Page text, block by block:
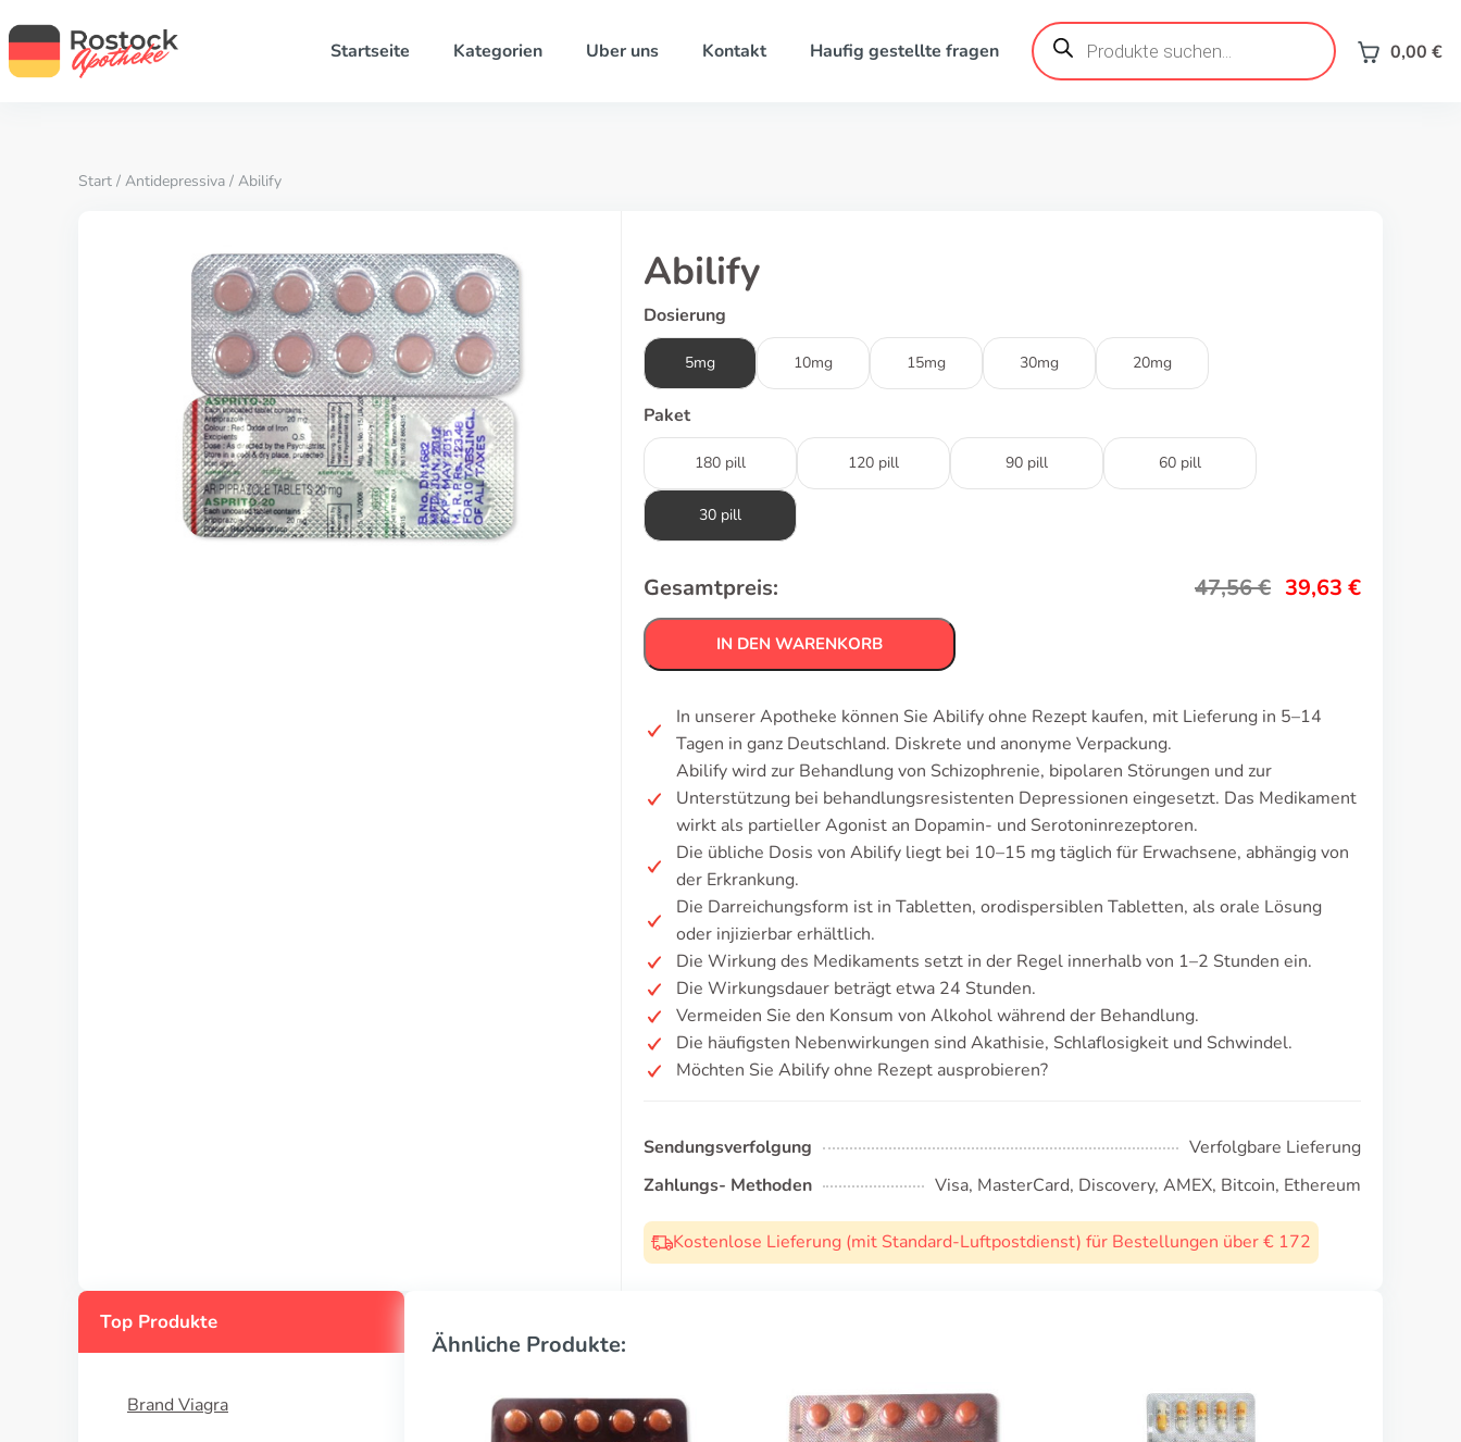
Startseite Kategorien Uber uns Kontakt Haufig gestellte fragen
Products
search 0,00 €
Start / Antidepressiva / Abilify
Abilify
Dosierung
5mg 10mg 15mg 30mg 20mg
Paket
180 pill 120 pill 90 pill 60 pill
30 pill
Gesamtpreis: 47,56€ 39,63 €
IN DEN WARENKORB
In unserer Apotheke können Sie Abilify ohne Rezept kaufen, mit Lieferung in 5–14
Tagen in ganz Deutschland. Diskrete und anonyme Verpackung.
Abilify wird zur Behandlung von Schizophrenie, bipolaren Störungen und zur
Unterstützung bei behandlungsresistenten Depressionen eingesetzt. Das Medikament
wirkt als partieller Agonist an Dopamin- und Serotoninrezeptoren.
Die übliche Dosis von Abilify liegt bei 10–15 mg täglich für Erwachsene, abhängig von
der Erkrankung.
Die Darreichungsform ist in Tabletten, orodispersiblen Tabletten, als orale Lösung
oder injizierbar erhältlich.
Die Wirkung des Medikaments setzt in der Regel innerhalb von 1–2 Stunden ein.
Die Wirkungsdauer beträgt etwa 24 Stunden.
Vermeiden Sie den Konsum von Alkohol während der Behandlung.
Die häufigsten Nebenwirkungen sind Akathisie, Schlaflosigkeit und Schwindel.
Möchten Sie Abilify ohne Rezept ausprobieren?
Sendungsverfolgung
Verfolgbare Lieferung
Zahlungs- Methoden
Visa, MasterCard, Discovery, AMEX, Bitcoin, Ethereum
Kostenlose Lieferung (mit Standard-Luftpostdienst) für Bestellungen über € 172
Top Produkte
Brand Viagra
Ähnliche Produkte: